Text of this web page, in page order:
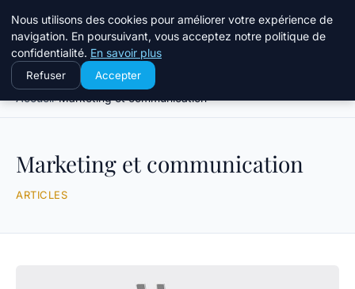
Travail Saisonnier
Accueil Marketing et communication
Marketing et communication
ARTICLES
Nous utilisons des cookies pour améliorer votre expérience de
navigation. En poursuivant, vous acceptez notre politique de
confidentialité. En savoir plus
Refuser Accepter